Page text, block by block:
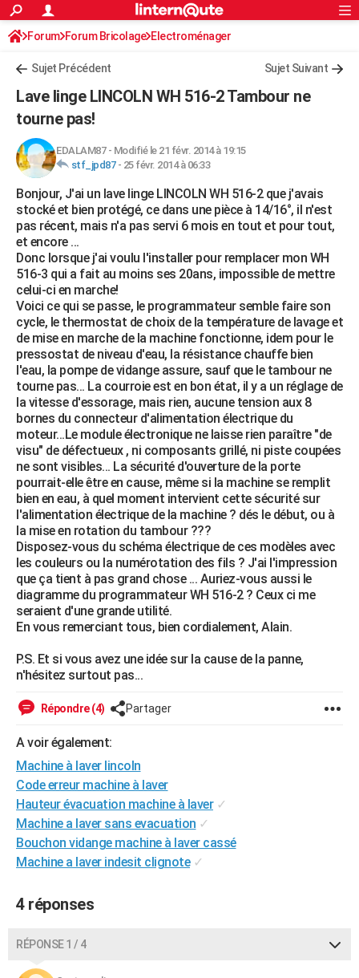
ACTUALITÉS
Politique
Société
Faits Divers
Education
Monde
Villes
+
Programme TV
TNTStreaming
Cinéma
Sorties cinéma
Musique
+FINANCE
Retraite
Impôts
Epargne
Immobilier
Risques naturels par ville
Banque
Assurance
Crédit
AUTO
Essais
Réserver un essai
Citadines
Berlines
SUV
Forum auto
HIGH-TECH
Mobiles
Meilleur smartphone
Internet
Ordinateurs
Jeux vidéo
Guide high-tech
+BRICOLAGE
Forum
Aménagement intérieur
Extérieur
Cuisine
Salle de bains
Jardinage
Rangement
WEEK-END
Guides de France
Escapades
Patrimoine
Expositions
Musées
Week-end nature
+LIFESTYLE
Art de vivre
Bien-être
Loisirs
Mode
Modes de vie
SANTE
Alimentation
Guide de la santé
Maladies
Médicaments
Sommeil
VOYAGE
Destinations
City break
Voyage nature
Voyage de noces
Forum
Climat
+PHOTO
GUIDES D'ACHAT
BONS PLANS
CARTE DE VOEUX
Carte de Noël
Carte Bonne année
Carte Saint-Valentin
Carte Pâques
Carte d'anniversaire
DICTIONNAIRE
Dictionnaire
Biographies
Citations
Expressions
Proverbes
PROGRAMME TV
COPAINS D'AVANT
S'inscrire
Se connecter
Lycées
Collèges
Primaires
Universités
Entreprises
Service militaire
Avis de recherche
AVIS DE DÉCÈS
Bricolage
Lifestyle
Culture
Sport
Auto
Television
Voyage
Cinema
S'inscrire
Connexion
Forum Forum Bricolage Electroménager
Sujet Précédent Sujet Suivant
Lave linge LINCOLN WH 516-2 Tambour ne
tourne pas!
EDALAM87- Modifié le 21 févr. 2014 à 19:15
stf_jpd87- 25 févr. 2014 à 06:33
Bonjour, J'ai un lave linge LINCOLN WH 516-2 que j'avais
stocké et bien protégé, ce dans une pièce à 14/16°, il n'est
pas récent, mais n'a pas servi 6 mois en tout et pour tout,
et encore ...
Donc lorsque j'ai voulu l'installer pour remplacer mon WH
516-3 qui a fait au moins ses 20ans, impossible de mettre
celui-ci en marche!
Voici ce qui se passe, le programmateur semble faire son
cycle, le thermostat de choix de la température de lavage et
de mise en marche de la machine fonctionne, idem pour le
pressostat de niveau d'eau, la résistance chauffe bien
l'eau, la pompe de vidange assure, sauf que le tambour ne
tourne pas... La courroie est en bon état, il y a un réglage de
la vitesse d'essorage, mais rien, aucune tension aux 8
bornes du connecteur d'alimentation électrique du
moteur...Le module électronique ne laisse rien paraître "de
visu" de défectueux , ni composants grillé, ni piste coupées
ne sont visibles... La sécurité d'ouverture de la porte
pourrait-elle être en cause, même si la machine se remplit
bien en eau, à quel moment intervient cette sécurité sur
l'alimentation électrique de la machine ? dés le début, ou à
la mise en rotation du tambour ???
Disposez-vous du schéma électrique de ces modèles avec
les couleurs ou la numérotation des fils ? J'ai l'impression
que ça tient à pas grand chose ... Auriez-vous aussi le
diagramme du programmateur WH 516-2 ? Ceux ci me
seraient d'une grande utilité.
En vous remerciant tous, bien cordialement, Alain.
P.S. Et si vous avez une idée sur la cause de la panne,
n'hésitez surtout pas...
Répondre (4) Partager
A voir également:
Machine à laver lincoln
Code erreur machine à laver
Hauteur évacuation machine à laver ✓
Machine a laver sans evacuation ✓
Bouchon vidange machine à laver cassé
Machine a laver indesit clignote ✓
4 réponses
RÉPONSE 1 / 4